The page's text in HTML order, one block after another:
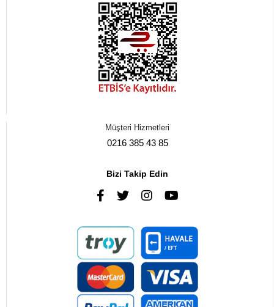
Müşteri Hizmetleri
0216 385 43 85
Bizi Takip Edin